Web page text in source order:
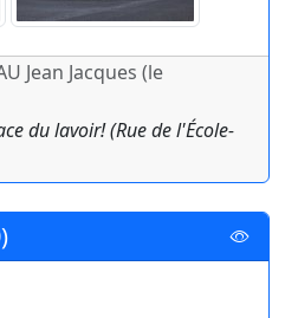
Jean Jacques (le
du lavoir! (Rue de l'École-